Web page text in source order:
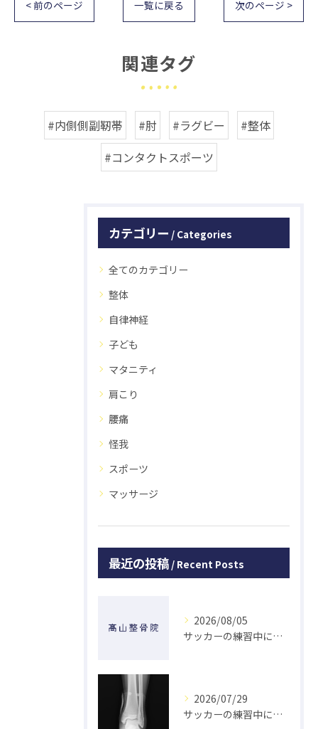
< 前のページ 一覧に戻る 次のページ >
関連タグ
#内側側副靭帯 #肘 #ラグビー
#整体
#コンタクトスポーツ
カテゴリー Categories
全てのカテゴリー
整体
自律神経
子ども
マタニティ
肩こり
腰痛
怪我
スポーツ
マッサージ
最近の投稿 Recent Posts
2026/08/05
サッカーの練習中に指を突き指して怪我した学生の初回対応と施術 大鳥居にある整骨院
2026/07/29
サッカーの練習中に足の怪我をした学生の初回対応と施術 大鳥居にある整骨院